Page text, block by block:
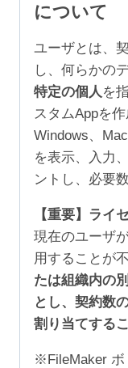
について
ユーザとは、
し、何らかの
特定の個人 を
スタムAppを
Windows、
を表示、入力
ントし、必要
【重要】ライ
現在のユーザ
用することが
たは組織内の
とし、契約数
割り当てする
※FileMaker ボ